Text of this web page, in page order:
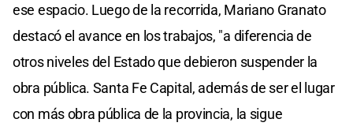
ese espacio. Luego de la recorrida, Mariano Granato
destacó el avance en los trabajos, "a diferencia de
otros niveles del Estado que debieron suspender la
obra pública. Santa Fe Capital, además de ser el lugar
con más obra pública de la provincia, la sigue